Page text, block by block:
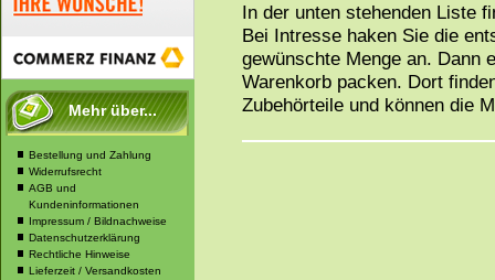
Mehr über...
Bestellung und Zahlung
Widerrufsrecht
AGB und
Kundeninformationen
Impressum / Bildnachweise
Datenschutzerklärung
Rechtliche Hinweise
Lieferzeit / Versandkosten
In der unten stehenden Liste
Bei Intresse haken Sie die
gewünschte Menge an. Dann
Warenkorb packen. Dort
Zubehörteile und können die